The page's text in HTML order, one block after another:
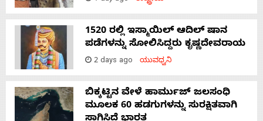
1520 ರಲ್ಲಿ ಇಸ್ಮಾಯಿಲ್ ಆದಿಲ್ ಷಾನ
ಪಡೆಗಳನ್ನು ಸೋಲಿಸಿದ್ದರು ಕೃಷ್ಣದೇವರಾಯ
2 days ago ಯುವಧ್ವನಿ
ಬಿಕ್ಕಟ್ಟಿನ ವೇಳೆ ಹಾರ್ಮುಜ್ ಜಲಸಂಧಿ
ಮೂಲಕ 60 ಹಡಗುಗಳನ್ನು ಸುರಕ್ಷಿತವಾಗಿ